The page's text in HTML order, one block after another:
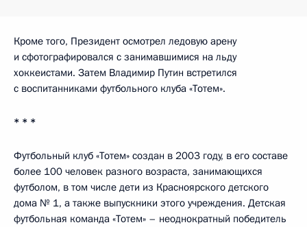
Кроме того, Президент осмотрел ледовую арену
и сфотографировался с занимавшимися на льду
хоккеистами. Затем Владимир Путин встретился
с воспитанниками футбольного клуба «Тотем».
* * *
Футбольный клуб «Тотем» создан в 2003 году, в его составе
более 100 человек разного возраста, занимающихся
футболом, в том числе дети из Красноярского детского
дома № 1, а также выпускники этого учреждения. Детская
футбольная команда «Тотем» – неоднократный победитель